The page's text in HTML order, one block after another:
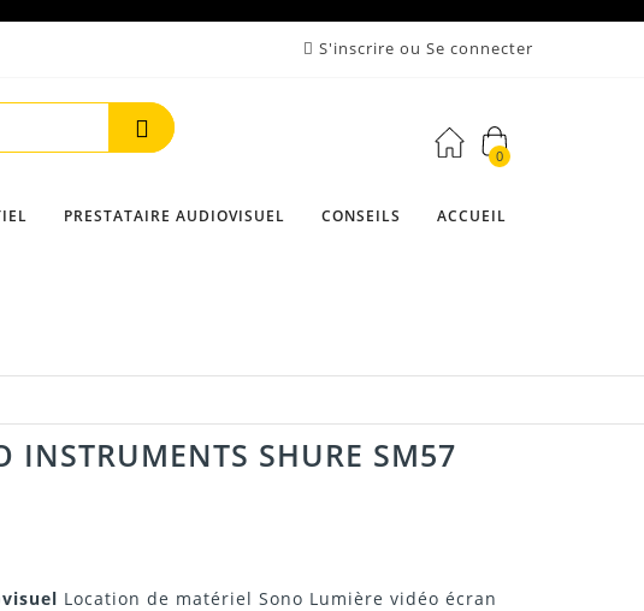
S'inscrire ou Se connecter
0
PRESTATAIRE AUDIOVISUEL CONSEILS ACCUEIL
INSTRUMENTS SHURE SM57
Location de matériel Sono Lumière vidéo écran